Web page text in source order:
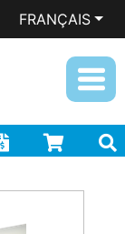
FRANÇAIS